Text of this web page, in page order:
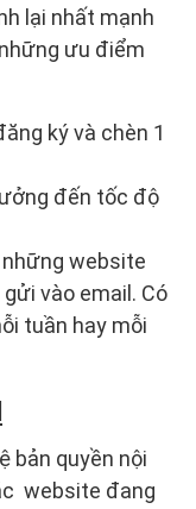
lại nhất mạnh
ưu điểm
ký và chèn 1
đến tốc độ
website
vào email. Có
tuần hay mỗi
bản quyền nội
website đang